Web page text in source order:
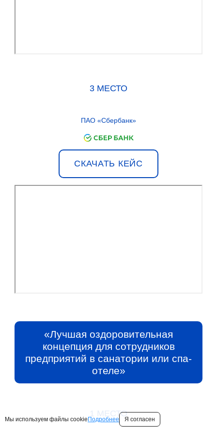
3 МЕСТО
ПАО «Сбербанк»
СКАЧАТЬ КЕЙС
«Лучшая оздоровительная
концепция для сотрудников
предприятий в санатории или спа-
отеле»
1 МЕСТО
Мы используем файлы cookie Подробнее Я согласен